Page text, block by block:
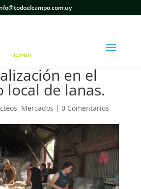
en el
local de lanas.
, Mercados | 0 Comentarios